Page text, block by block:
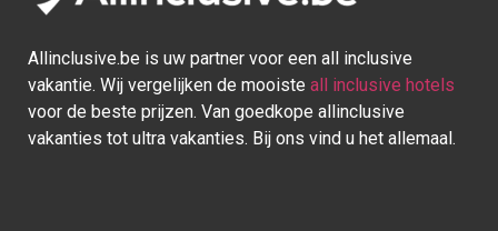
Allinclusive.be is uw partner voor een all inclusive
vakantie. Wij vergelijken de mooiste all inclusive hotels
voor de beste prijzen. Van goedkope allinclusive
vakanties tot ultra vakanties. Bij ons vind u het allemaal.